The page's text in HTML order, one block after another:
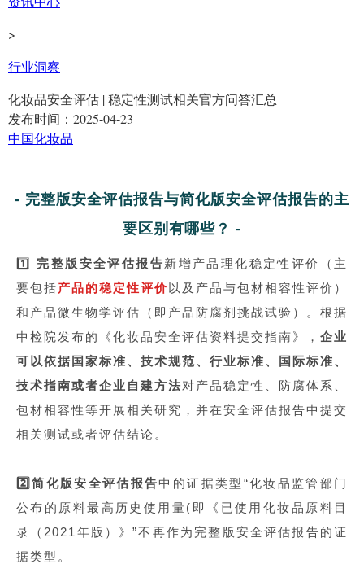
>
行业洞察
化妆品安全评估 | 稳定性测试相关官方问答汇总
发布时间：2025-04-23
中国化妆品
- 完整版安全评估报告与简化版安全评估报告的主
要区别有哪些？ -
1️⃣ 完整版安全评估报告新增产品理化稳定性评价（主
要包括产品的稳定性评价以及产品与包材相容性评价）
和产品微生物学评估（即产品防腐剂挑战试验）。根据
中检院发布的《化妆品安全评估资料提交指南》， 企业
可以依据国家标准、技术规范、行业标准、国际标准、
技术指南或者企业自建方法对产品稳定性、防腐体系、
包材相容性等开展相关研究，并在安全评估报告中提交
相关测试或者评估结论。
2️⃣简化版安全评估报告中的证据类型“化妆品监管部门
公布的原料最高历史使用量(即《已使用化妆品原料目
录（2021年版）》”不再作为完整版安全评估报告的证
据类型。